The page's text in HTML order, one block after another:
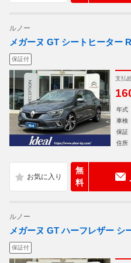
ルノー
メガーヌ GT シートヒーター
保証付
支払
年式
車検
保証
住所
無
料
ルノー
メガーヌ GT ハーフレザー シ
保証付